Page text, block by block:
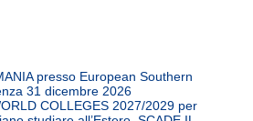
presso European Southern
31 dicembre 2026
COLLEGES 2027/2029 per